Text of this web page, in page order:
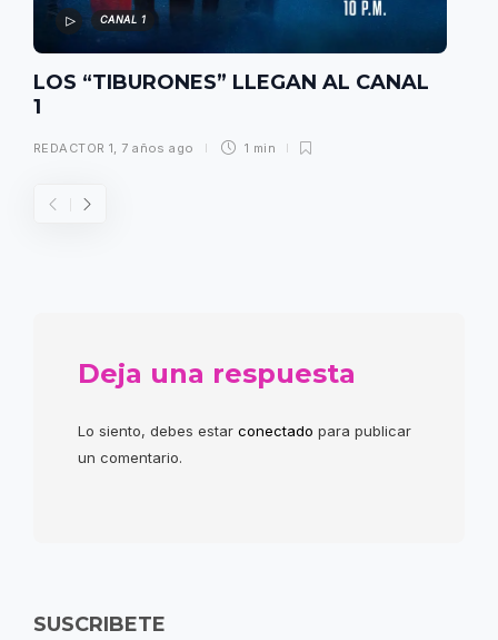
CANAL 1
LOS “TIBURONES” LLEGAN AL CANAL
1
REDACTOR 1 7 años ago 1 min
Deja una respuesta
Lo siento, debes estar conectado para publicar
un comentario.
SUSCRIBETE